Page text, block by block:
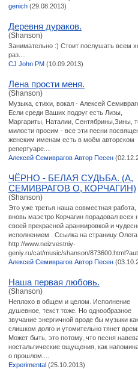
genich (29.08.2013)
Деревня дураков.
(Shanson)
Занимательно :) Стоит послушать всем
раз....
CJ John PM (10.09.2013)
Лена прости меня.
(Shanson)
Музыка, стихи, вокал - Алексей
Если среди Ваших подруг есть Лизы,
Маргариты, Наталии, Сентябрины,Зины,
милости просим - все эти песни
женским именам есть в моём авторском
репертуаре....
Алексей Семиврагов Автор Песен
ЧЁРНО - БЕЛАЯ СУДЬБА. (А,
СЕМИВРАГОВ О, КОРЧАГИН)
(Shanson)
Это уже третья наша совместная работа,
вновь маэстро Корчагин порадовал всех
своей прекрасной аранжировкой и
исполнением . Ссылка на страницу Олега
http://www.neizvestniy-
geniy.ru/cat/music/shanson/
Алексей Семиврагов Автор Песен
Наша первая любовь.
(Shanson)
Неплохо в общем и целом. Исполнение
душевное, текст тоже. Но однообразное
звучание энергичной вроде бы музыки
слишком долго и утомительно тянет
Может быть, это потому, что песня
ностальгические ощущения, как
о прошлом....
Experimental (25.10.2013)